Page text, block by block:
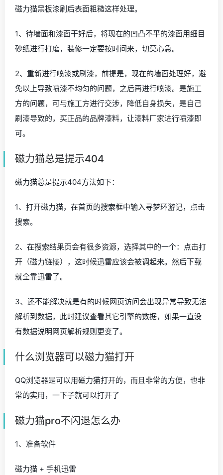
磁力猫黑板漆刷后表面粗糙这样处理。
1、待墙面和漆面干好后，将现在的凹凸不平的漆面用细目
砂纸进行打磨，装修一定要按时间来，切莫心急。
2、重新进行喷漆或刷漆，前提是，现在的墙面处理好，避
免以上导致喷漆不均匀的问题，之后再进行喷漆。是施工
方的问题，可与施工方进行交涉，降低自身损失，是自己
刷漆导致的，买正品的品牌漆料，让漆料厂家进行喷漆即
可。
磁力猫总是提示404
磁力猫总是提示404方法如下：
1、打开磁力猫，在首页的搜索框中输入寻梦环游记，点击
搜索。
2、在搜索结果页会有很多资源，选择其中的一个：点击打
开（磁力链接），这时候迅雷应该会被调起来。然后下载
就全靠迅雷了。
3、还不能解决就是有的时候网页访问会出现异常导致无法
解析到数据，此时建议查看其它引擎的数据，如果一直没
有数据说明网页解析规则更变了。
什么浏览器可以磁力猫打开
QQ浏览器是可以用磁力猫打开的，而且非常的方便，也非
常的实用，一下子就可以打开了
磁力猫pro不闪退怎么办
1、准备软件
磁力猫 + 手机迅雷